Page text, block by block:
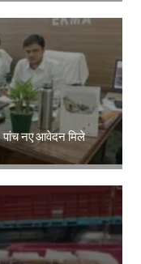
पांच नए आवेदन मिले